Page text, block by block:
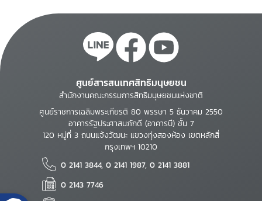
ศูนย์สารสนเทศสิทธิมนุษยชน
สำนักงานคณะกรรมการสิทธิมนุษยชนแห่งชาติ
ศูนย์ราชการเฉลิมพระเกียรติ 80 พรรษา 5 ธันวาคม 2550
อาคารรัฐประศาสนภักดี (อาคารบี) ชั้น 7
120 หมู่ที่ 3 ถนนแจ้งวัฒนะ แขวงทุ่งสองห้อง เขตหลักสี่
กรุงเทพฯ 10210
0 2141 3844, 0 2141 1987, 0 2141 3881
0 2143 7746